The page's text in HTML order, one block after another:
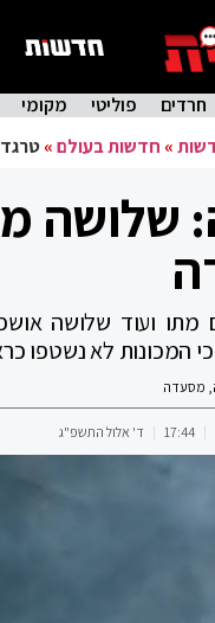
חרדים פוליטי מקומי
» חדשות בעולם»
שלושה
מתו ועוד שלושה
המכונות לא נשטפו
, מסעדה
17:44 ד' אלול התשפ"ג